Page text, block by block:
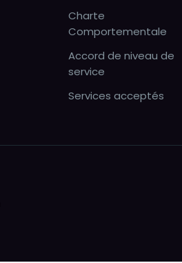
Charte
Comportementale
Accord de niveau de
service
Services acceptés